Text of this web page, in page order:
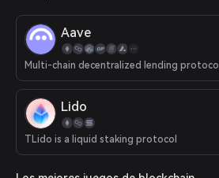
Aave
Multi-chain decentralized lending protocol
Lido
TLido is a liquid staking protocol